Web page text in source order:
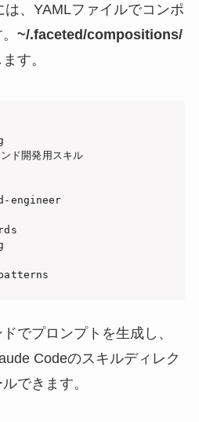
、YAMLファイルでコンポ
~/.faceted/compositions/
す。
開発用スキル
engineer
でプロンプトを生成し、
Codeのスキルディレク
できます。